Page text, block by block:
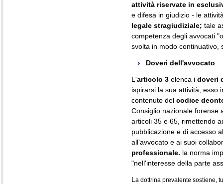
attività riservate in
e difesa in giudizio - le
legale stragiudiziale; tale
competenza degli avvocati
svolta in modo continuativo,
Doveri dell'avvocato
L'articolo 3 elenca i doveri
ispirarsi la sua attività; esso
contenuto del codice
Consiglio nazionale forense
articoli 35 e 65, rimettendo
pubblicazione e di accesso
all’avvocato e ai suoi
professionale. la norma
"nell'interesse della parte
L a dottrina prevalente sostiene,